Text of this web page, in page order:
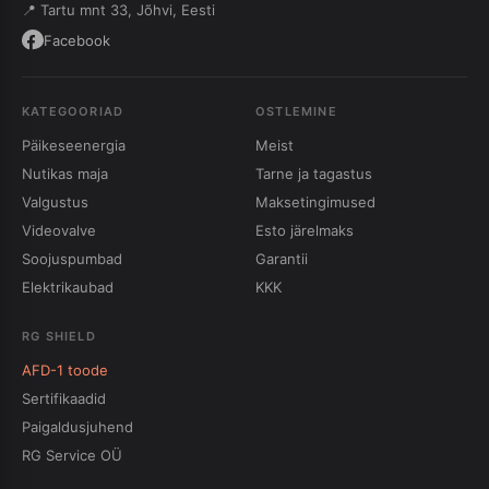
📍 Tartu mnt 33, Jõhvi, Eesti
Facebook
KATEGOORIAD
Päikeseenergia
Nutikas maja
Valgustus
Videovalve
Soojuspumbad
Elektrikaubad
OSTLEMINE
Meist
Tarne ja tagastus
Maksetingimused
Esto järelmaks
Garantii
KKK
RG SHIELD
AFD-1 toode
Sertifikaadid
Paigaldusjuhend
RG Service OÜ